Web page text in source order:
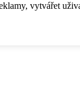
vytvářet